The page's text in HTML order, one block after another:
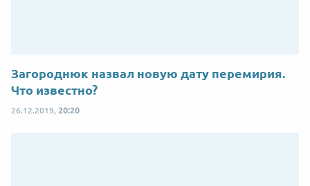
Загороднюк назвал новую дату перемирия.
Что известно?
26.12.2019, 20:20